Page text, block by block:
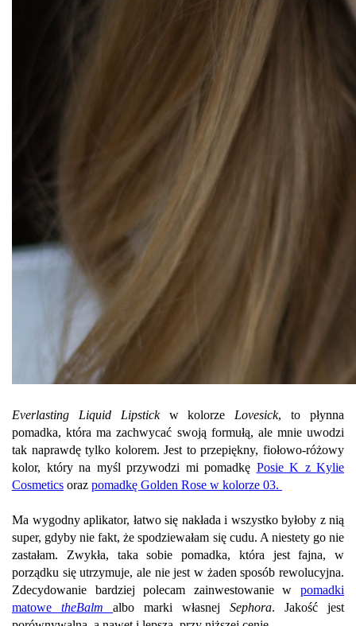
Everlasting Liquid Lipstickw kolorze Lovesick, to płynna
pomadka, która ma zachwycać swoją formułą, ale mnie uwodzi
tak naprawdę tylko kolorem. Jest to przepiękny, fiołowo-różowy
kolor, który na myśl przywodzi mi pomadkę Posie K z Kylie
Cosmetics oraz pomadkę Golden Rose w kolorze 03.
Ma wygodny aplikator, łatwo się nakłada i wszystko byłoby z nią
super, gdyby nie fakt, że spodziewałam się cudu. A niestety go nie
zastałam. Zwykła, taka sobie pomadka, która jest fajna, w
porządku się utrzymuje, ale nie jest w żaden sposób rewolucyjna.
Zdecydowanie bardziej polecam zainwestowanie w pomadki
matowe theBalm albo marki własnej Sephora. Jakość jest